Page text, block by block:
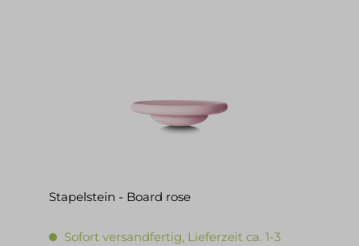
Stapelstein - Board rose
Sofort versandfertig, Lieferzeit ca. 1-3